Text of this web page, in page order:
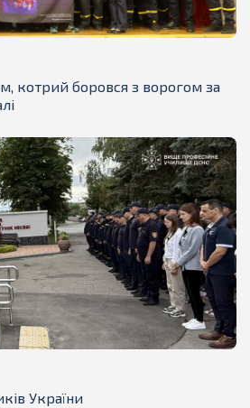
котрий боровся з ворогом за
України